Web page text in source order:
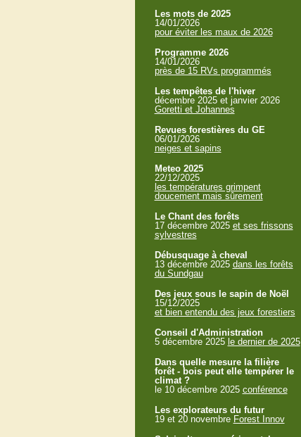
Les mots de 2025
14/01/2026
pour éviter les maux de 2026
Programme 2026
14/01/2026
près de 15 RVs programmés
Les tempêtes de l'hiver
décembre 2025 et janvier 2026
Goretti et Johannes
Revues forestières du GE
06/01/2026
neiges et sapins
Meteo 2025
22/12/2025
les températures grimpent
doucement mais sûrement
Le Chant des forêts
17 décembre 2025 et ses frissons
sylvestres
Débusquage à cheval
13 décembre 2025 dans les forêts
du Sundgau
Des jeux sous le sapin de Noël
15/12/2025
et bien entendu des jeux forestiers
Conseil d'Administration
5 décembre 2025 le dernier de 2025
Dans quelle mesure la filière
forêt - bois peut elle tempérer le
climat ?
le 10 décembre 2025 conférence
Les explorateurs du futur
19 et 20 novembre Forest Innov